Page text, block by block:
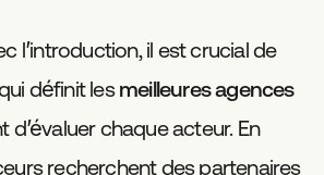
l’introduction, il est crucial de
définit lesmeilleures agences
d’évaluer chaque acteur. En
recherchent des partenaires